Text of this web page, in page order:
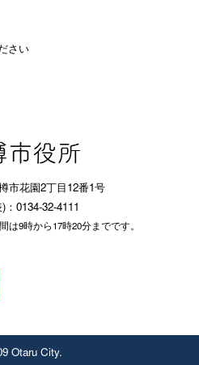
さい
市花園2丁目12番1号
：0134-32-4111
9時から17時20分までです。
Otaru City.